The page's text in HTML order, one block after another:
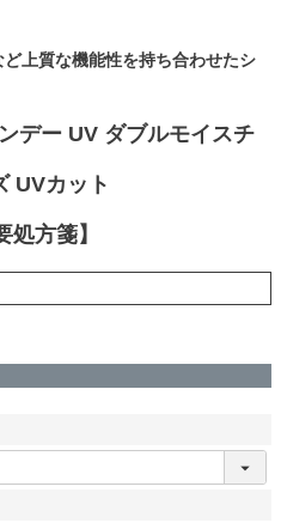
上質な機能性を持ち合わせたシ
デー UV ダブルモイスチ
UVカット
処方箋】